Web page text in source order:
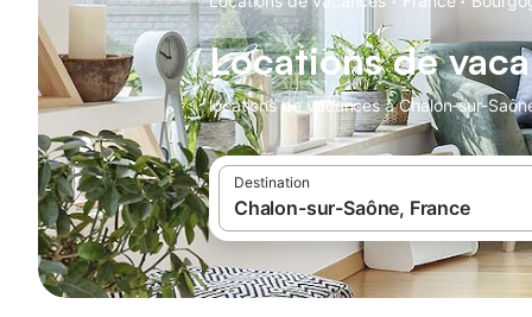
Locations de
locations de vacances à Chalon-sur-
Destination